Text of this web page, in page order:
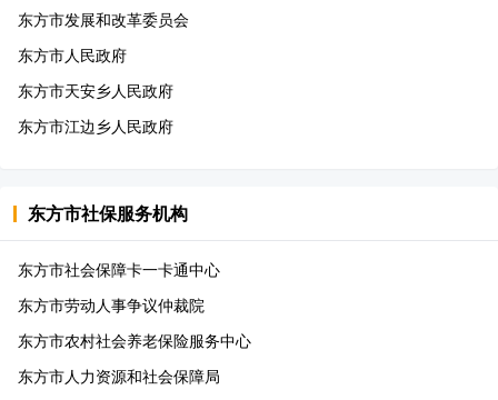
东方市发展和改革委员会
东方市人民政府
东方市天安乡人民政府
东方市江边乡人民政府
东方市社保服务机构
东方市社会保障卡一卡通中心
东方市劳动人事争议仲裁院
东方市农村社会养老保险服务中心
东方市人力资源和社会保障局